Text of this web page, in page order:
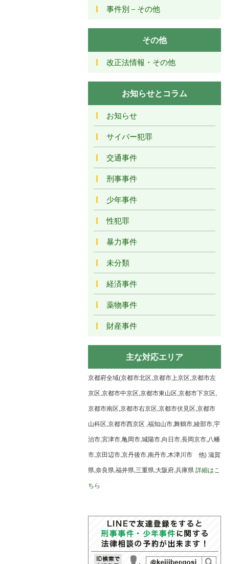
事件別－その他
その他
改正法情報・その他
お知らせとコラム
お知らせ
サイバー犯罪
交通事件
刑事事件
少年事件
性犯罪
暴力事件
未分類
経済事件
薬物事件
財産事件
主な対応エリア
京都府全域(京都市北区,京都市上京区,京都市左
京区,京都市中京区,京都市東山区,京都市下京区,
京都市南区,京都市右京区,京都市伏見区,京都市
山科区,京都市西京区 ,福知山市,舞鶴市,綾部市,宇
治市,宮津市,亀岡市,城陽市,向日市,長岡京市,八幡
市,京田辺市,京丹後市,南丹市,木津川市 他) 滋賀
県,奈良県,福井県,三重県,大阪府,兵庫県 詳細はこ
ちら